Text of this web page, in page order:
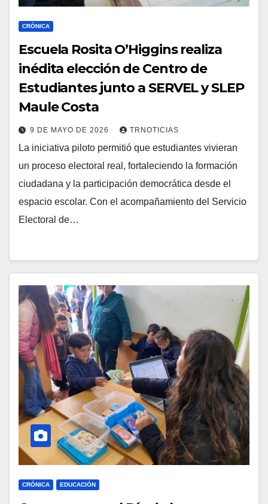
CRÓNICA
Escuela Rosita O’Higgins realiza
inédita elección de Centro de
Estudiantes junto a SERVEL y SLEP
Maule Costa
9 DE MAYO DE 2026 TRNOTICIAS
La iniciativa piloto permitió que estudiantes vivieran
un proceso electoral real, fortaleciendo la formación
ciudadana y la participación democrática desde el
espacio escolar. Con el acompañamiento del Servicio
Electoral de…
CRÓNICA EDUCACIÓN